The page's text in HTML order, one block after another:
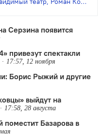
бесконечность.
то, именно…
Серзина появится
привезут спектакли
17:57, 12 ноября
Борис Рыжий и другие
выйдут на
17:58, 28 августа
Базарова в